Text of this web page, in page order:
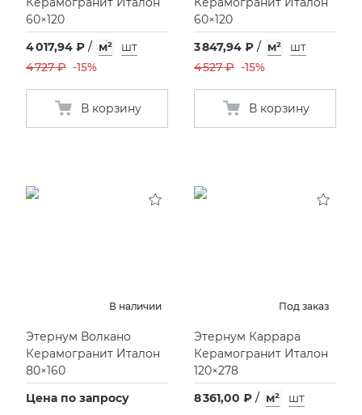
60×120
4 017,94 ₽ / м²
шт
4 727 ₽ -15%
В корзину
60×120
3 847,94 ₽ / м²
шт
4 527 ₽ -15%
В корзину
В наличии
Этернум Волкано
Керамогранит Италон
80×160
Цена по запросу
Под заказ
Этернум Каррара
Керамогранит Италон
120×278
8 361,00 ₽ / м² шт